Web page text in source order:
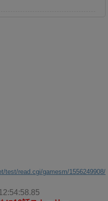
test/read.cgi/gamesm/1556249908/